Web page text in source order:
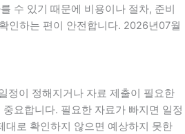
수 있기 때문에 비용이나 절차, 준비
인하는 편이 안전합니다. 2026년07월
정이 정해지거나 자료 제출이 필요한
요합니다. 필요한 자료가 빠지면 일정
대로 확인하지 않으면 예상하지 못한